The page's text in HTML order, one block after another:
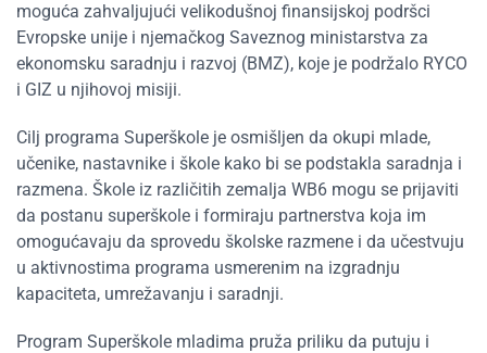
moguća zahvaljujući velikodušnoj finansijskoj podršci
Evropske unije i njemačkog Saveznog ministarstva za
ekonomsku saradnju i razvoj (BMZ), koje je podržalo RYCO
i GIZ u njihovoj misiji.
Cilj programa Superškole je osmišljen da okupi mlade,
učenike, nastavnike i škole kako bi se podstakla saradnja i
razmena. Škole iz različitih zemalja WB6 mogu se prijaviti
da postanu superškole i formiraju partnerstva koja im
omogućavaju da sprovedu školske razmene i da učestvuju
u aktivnostima programa usmerenim na izgradnju
kapaciteta, umrežavanju i saradnji.
Program Superškole mladima pruža priliku da putuju i